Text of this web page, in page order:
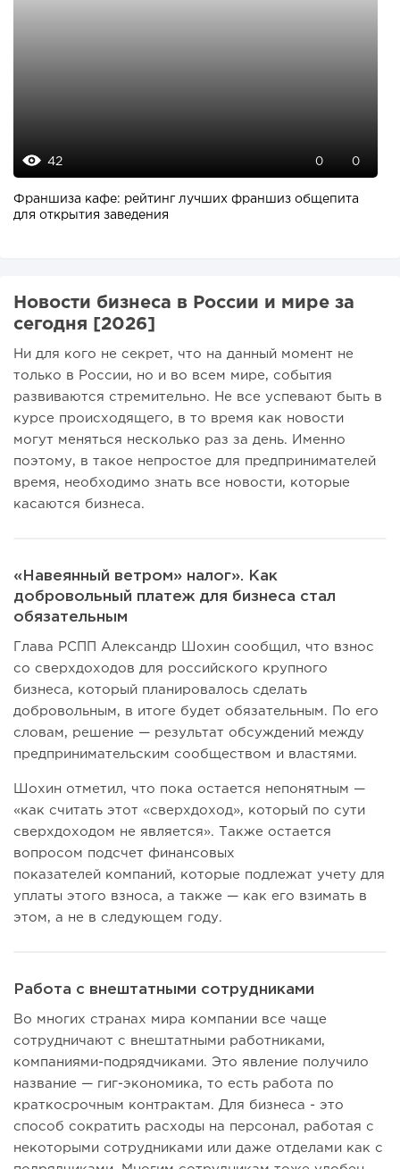
42 0 0
Франшиза кафе: рейтинг лучших франшиз общепита
для открытия заведения
Новости бизнеса в России и мире за
сегодня [2026]
Ни для кого не секрет, что на данный момент не
только в России, но и во всем мире, события
развиваются стремительно. Не все успевают быть в
курсе происходящего, в то время как новости
могут меняться несколько раз за день. Именно
поэтому, в такое непростое для предпринимателей
время, необходимо знать все новости, которые
касаются бизнеса.
«Навеянный ветром» налог». Как
добровольный платеж для бизнеса стал
обязательным
Глава РСПП Александр Шохин сообщил, что взнос
со сверхдоходов для российского крупного
бизнеса, который планировалось сделать
добровольным, в итоге будет обязательным. По его
словам, решение — результат обсуждений между
предпринимательским сообществом и властями.
Шохин отметил, что пока остается непонятным —
«как считать этот «сверхдоход», который по сути
сверхдоходом не является». Также остается
вопросом подсчет финансовых
показателей компаний, которые подлежат учету для
уплаты этого взноса, а также — как его взимать в
этом, а не в следующем году.
Работа с внештатными сотрудниками
Во многих странах мира компании все чаще
сотрудничают с внештатными работниками,
компаниями-подрядчиками. Это явление получило
название — гиг-экономика, то есть работа по
краткосрочным контрактам. Для бизнеса - это
способ сократить расходы на персонал, работая с
некоторыми сотрудниками или даже отделами как с